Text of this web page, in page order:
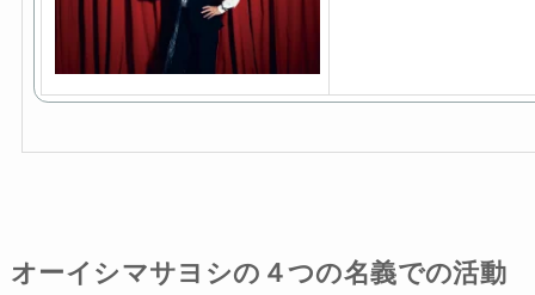
オーイシマサヨシの４つの名義での活動